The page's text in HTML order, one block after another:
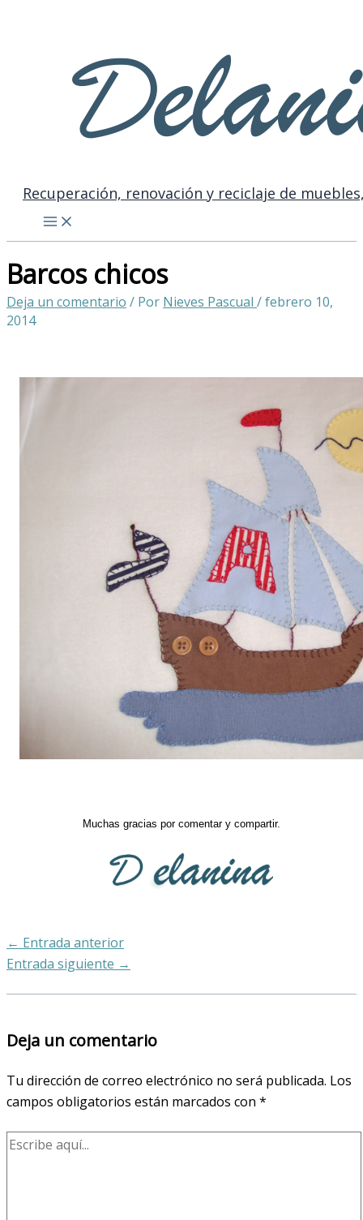
Recuperación, renovación y reciclaje de
Barcos chicos
Deja un comentario / Por Nieves Pascual /febrero 10,
2014
Muchas gracias por comentar y compartir.
← Entrada anterior
Entrada siguiente →
Deja un comentario
Tu dirección de correo electrónico no será publicada. Los
campos obligatorios están marcados con *
Escribe